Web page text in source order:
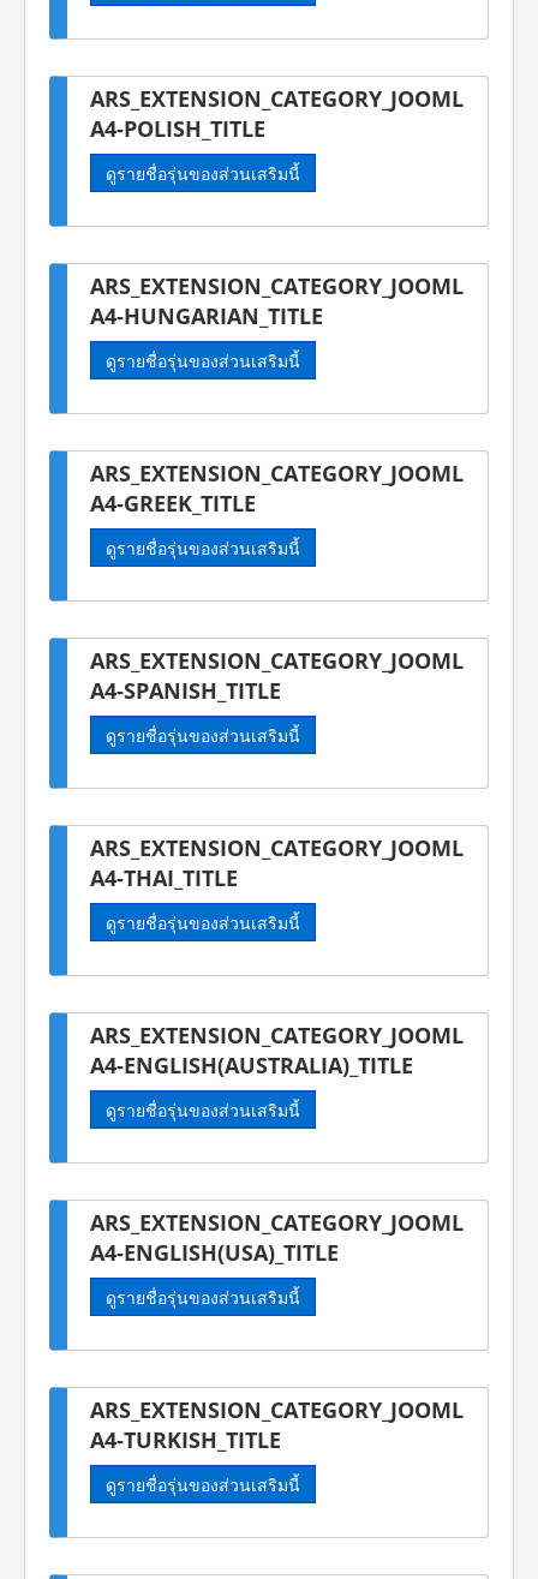
ARS_EXTENSION_CATEGORY_JOOML
A4-POLISH_TITLE
ดูรายชื่อรุ่นของส่วนเสริมนี้
ARS_EXTENSION_CATEGORY_JOOML
A4-HUNGARIAN_TITLE
ดูรายชื่อรุ่นของส่วนเสริมนี้
ARS_EXTENSION_CATEGORY_JOOML
A4-GREEK_TITLE
ดูรายชื่อรุ่นของส่วนเสริมนี้
ARS_EXTENSION_CATEGORY_JOOML
A4-SPANISH_TITLE
ดูรายชื่อรุ่นของส่วนเสริมนี้
ARS_EXTENSION_CATEGORY_JOOML
A4-THAI_TITLE
ดูรายชื่อรุ่นของส่วนเสริมนี้
ARS_EXTENSION_CATEGORY_JOOML
A4-ENGLISH(AUSTRALIA)_TITLE
ดูรายชื่อรุ่นของส่วนเสริมนี้
ARS_EXTENSION_CATEGORY_JOOML
A4-ENGLISH(USA)_TITLE
ดูรายชื่อรุ่นของส่วนเสริมนี้
ARS_EXTENSION_CATEGORY_JOOML
A4-TURKISH_TITLE
ดูรายชื่อรุ่นของส่วนเสริมนี้